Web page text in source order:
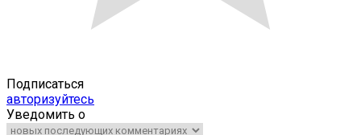
Подписаться
авторизуйтесь
Уведомить о